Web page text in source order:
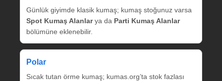
Günlük giyimde klasik kumaş; kumaş stoğunuz varsa
Spot Kumaş Alanlarya da Parti Kumaş Alanlar
bölümüne eklenebilir.
Polar
Sıcak tutan örme kumaş; kumas.org’ta stok fazlası